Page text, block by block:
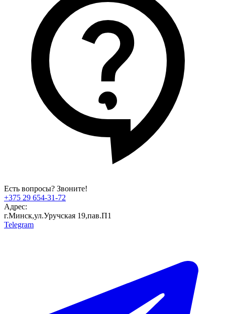
Есть вопросы? Звоните!
+375 29 654-31-72
Адрес:
г.Минск,ул.Уручская 19,пав.П1
Telegram